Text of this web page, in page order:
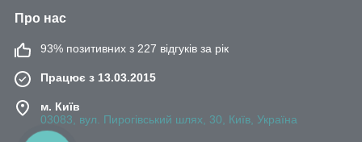
Про нас
93% позитивних з 227 відгуків за рік
Працює з 13.03.2015
м. Київ
03083, вул. Пирогівський шлях, 30, Київ, Україна